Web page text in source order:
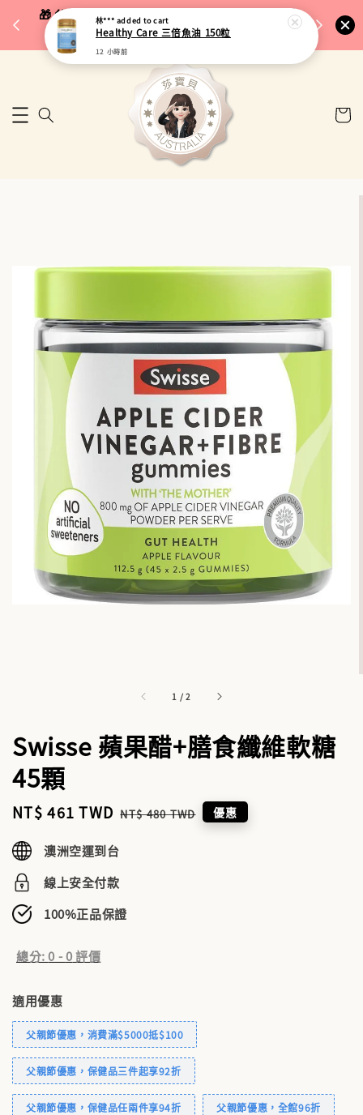
🎁 父親節限定｜全館96折・指定品牌88折｜滿
$5,000再折$100
🚚 台
1 /2
Swisse 蘋果醋+膳食纖維軟糖
45顆
Sale
NT$ 461 TWD Regular
NT$ 480 TWD 優惠
澳洲空運到台
線上安全付款
100%正品保證
總分:0 -0評價
適用優惠
父親節優惠，消費滿$5000抵$100
父親節優惠，保健品三件起享92折
父親節優惠，保健品任兩件享94折 父親節優惠，全館96折
林*** added to cart
Healthy Care 三倍魚油 150粒
12 小時前